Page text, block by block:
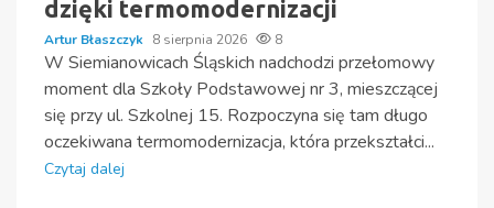
dzięki termomodernizacji
Artur Błaszczyk 8 sierpnia 2026 8
W Siemianowicach Śląskich nadchodzi przełomowy
moment dla Szkoły Podstawowej nr 3, mieszczącej
się przy ul. Szkolnej 15. Rozpoczyna się tam długo
oczekiwana termomodernizacja, która przekształci...
Czytaj dalej